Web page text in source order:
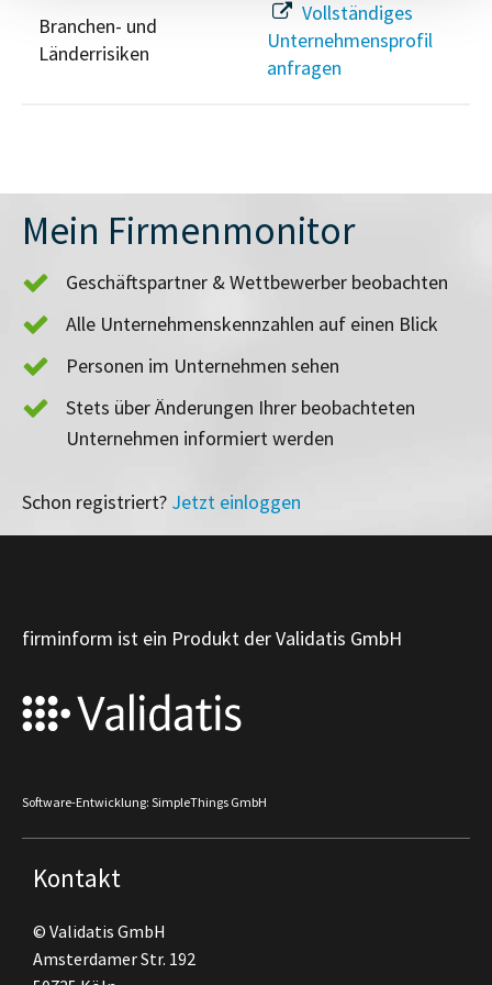
Branchen- und
Länderrisiken
Vollständiges
Unternehmensprofil
anfragen
Mein Firmenmonitor
Geschäftspartner & Wettbewerber beobachten
Alle Unternehmenskennzahlen auf einen Blick
Personen im Unternehmen sehen
Stets über Änderungen Ihrer beobachteten
Unternehmen informiert werden
Schon registriert? Jetzt einloggen
firminform ist ein Produkt der Validatis GmbH
Software-Entwicklung: SimpleThings GmbH
Kontakt
© Validatis GmbH
Amsterdamer Str. 192